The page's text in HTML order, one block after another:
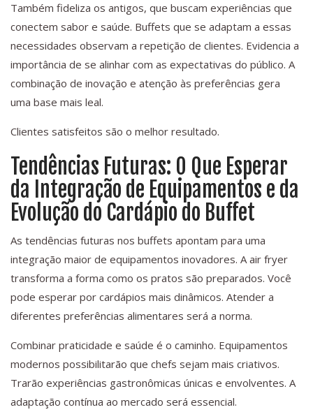
Também fideliza os antigos, que buscam experiências que
conectem sabor e saúde. Buffets que se adaptam a essas
necessidades observam a repetição de clientes. Evidencia a
importância de se alinhar com as expectativas do público. A
combinação de inovação e atenção às preferências gera
uma base mais leal.
Clientes satisfeitos são o melhor resultado.
Tendências Futuras: O Que Esperar
da Integração de Equipamentos e da
Evolução do Cardápio do Buffet
As tendências futuras nos buffets apontam para uma
integração maior de equipamentos inovadores. A air fryer
transforma a forma como os pratos são preparados. Você
pode esperar por cardápios mais dinâmicos. Atender a
diferentes preferências alimentares será a norma.
Combinar praticidade e saúde é o caminho. Equipamentos
modernos possibilitarão que chefs sejam mais criativos.
Trarão experiências gastronômicas únicas e envolventes. A
adaptação contínua ao mercado será essencial.